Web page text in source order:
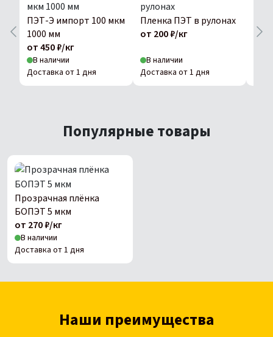
ПЭТ-Э импорт 100 мкм
1000 мм
от 450 ₽/кг
В наличии
Доставка от 1 дня
Пленка ПЭТ в рулонах
от 200 ₽/кг
В наличии
Доставка от 1 дня
Популярные товары
Прозрачная плёнка
БОПЭТ 5 мкм
от 270 ₽/кг
В наличии
Доставка от 1 дня
Наши преимущества